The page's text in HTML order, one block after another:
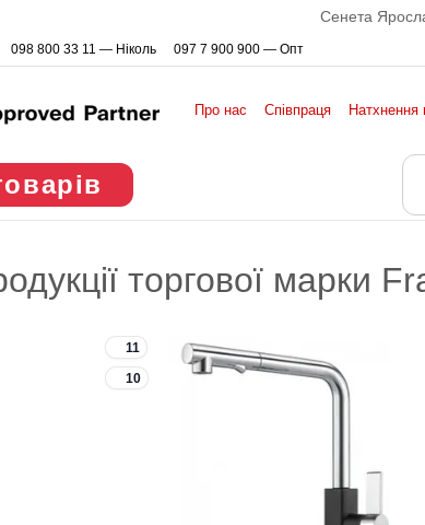
Сенета
098 800 33 11 — Ніколь 097 7 900 900 — Опт
Про нас Співпраця Натхнення
торгової марки
11
10